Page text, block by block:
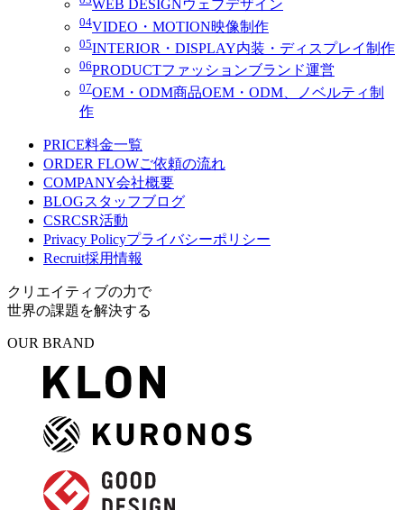
WEB DESIGN ウェブデザイン
04VIDEO・MOTION映像制作
05INTERIOR・DISPLAY内装・ディスプレイ制作
06PRODUCTファッションブランド運営
07OEM・ODM商品OEM・ODM、ノベルティ制
作
PRICE料金一覧
ORDER FLOWご依頼の流れ
COMPANY会社概要
BLOGスタッフブログ
CSRCSR活動
Privacy Policyプライバシーポリシー
Recruit採用情報
クリエイティブの力で
世界の課題を解決する
OUR BRAND